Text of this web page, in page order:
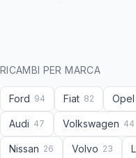
RICAMBI PER MARCA
Ford 94 Fiat 82 Opel
Audi 47 Volkswagen 44
Nissan 26 Volvo 23